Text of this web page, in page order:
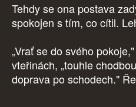
Tehdy se ona postava
spokojen s tím, co cítil.
„Vrať se do svého
vteřinách, „touhle
doprava po schodech."